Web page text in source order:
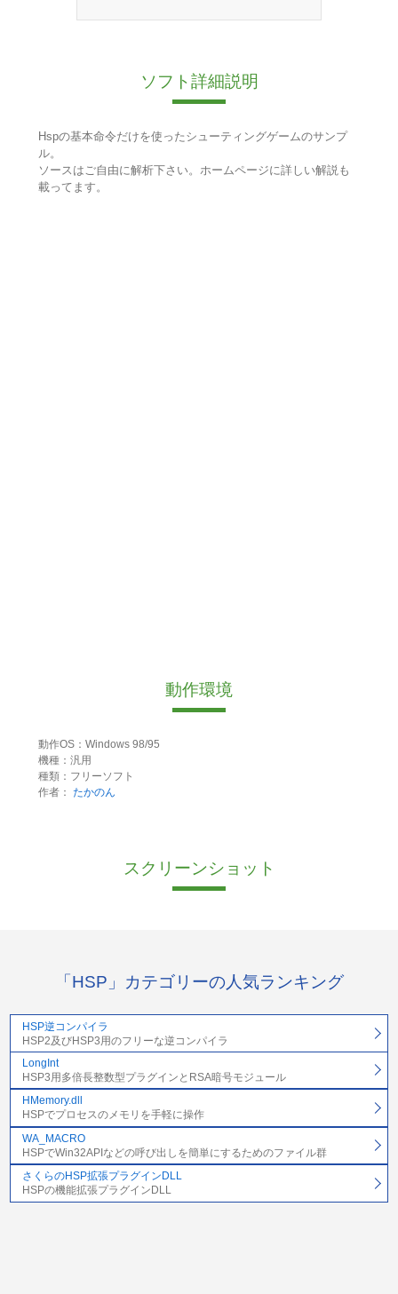
ソフト詳細説明
Hspの基本命令だけを使ったシューティングゲームのサンプ
ル。
ソースはご自由に解析下さい。ホームページに詳しい解説も
載ってます。
動作環境
動作OS：Windows 98/95
機種：汎用
種類：フリーソフト
作者： たかのん
スクリーンショット
「HSP」カテゴリーの人気ランキング
HSP逆コンパイラ
HSP2及びHSP3用のフリーな逆コンパイラ
LongInt
HSP3用多倍長整数型プラグインとRSA暗号モジュール
HMemory.dll
HSPでプロセスのメモリを手軽に操作
WA_MACRO
HSPでWin32APIなどの呼び出しを簡単にするためのファイル群
さくらのHSP拡張プラグインDLL
HSPの機能拡張プラグインDLL